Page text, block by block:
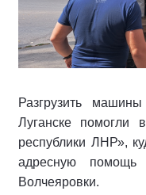
Разгрузить
Луганске помогли
республики ЛНР»,
адресную
Волчеяровки.